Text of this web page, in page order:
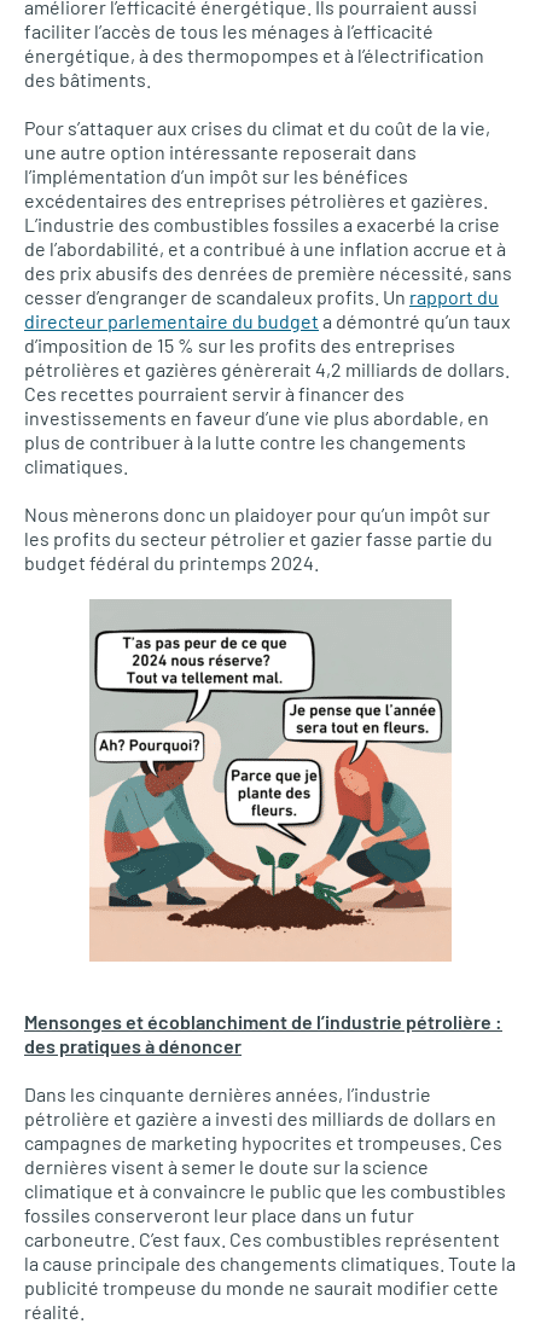
améliorer l’efficacité énergétique. Ils pourraient aussi
faciliter l’accès de tous les ménages à l’efficacité
énergétique, à des thermopompes et à l’électrification
des bâtiments.
Pour s’attaquer aux crises du climat et du coût de la vie,
une autre option intéressante reposerait dans
l’implémentation d’un impôt sur les bénéfices
excédentaires des entreprises pétrolières et gazières.
L’industrie des combustibles fossiles a exacerbé la crise
de l’abordabilité, et a contribué à une inflation accrue et à
des prix abusifs des denrées de première nécessité, sans
cesser d’engranger de scandaleux profits. Un rapport du
directeur parlementaire du budget a démontré qu’un taux
d’imposition de 15 % sur les profits des entreprises
pétrolières et gazières génèrerait 4,2 milliards de dollars.
Ces recettes pourraient servir à financer des
investissements en faveur d’une vie plus abordable, en
plus de contribuer à la lutte contre les changements
climatiques.
Nous mènerons donc un plaidoyer pour qu’un impôt sur
les profits du secteur pétrolier et gazier fasse partie du
budget fédéral du printemps 2024.
Mensonges et écoblanchiment de l’industrie pétrolière :
des pratiques à dénoncer
Dans les cinquante dernières années, l’industrie
pétrolière et gazière a investi des milliards de dollars en
campagnes de marketing hypocrites et trompeuses. Ces
dernières visent à semer le doute sur la science
climatique et à convaincre le public que les combustibles
fossiles conserveront leur place dans un futur
carboneutre. C’est faux. Ces combustibles représentent
la cause principale des changements climatiques. Toute la
publicité trompeuse du monde ne saurait modifier cette
réalité.